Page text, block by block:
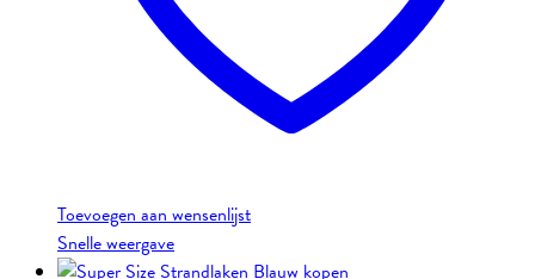
Toevoegen aan wensenlijst
Snelle weergave